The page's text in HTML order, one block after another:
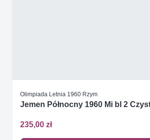
Olimpiada Letnia 1960 Rzym
Jemen Północny 1960 Mi bl 2
235,00 zł